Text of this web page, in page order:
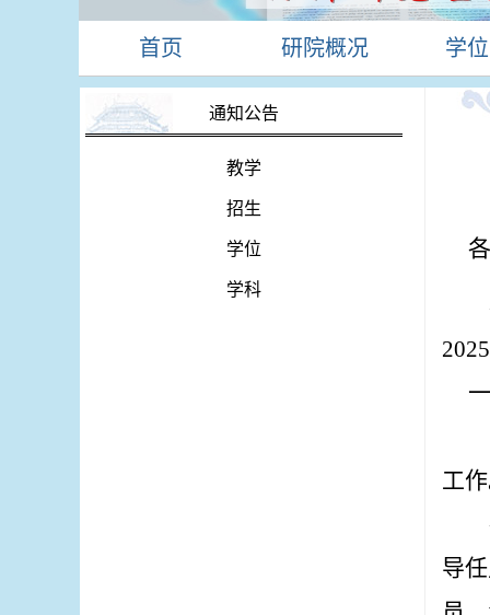
首页 研院概况 学
通知公告
教学
招生
学位
学科
2025
工
导